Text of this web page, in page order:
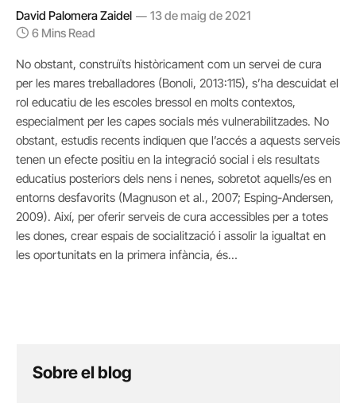
David Palomera Zaidel
13 de maig de 2021
6 Mins Read
No obstant, construïts històricament com un servei de cura
per les mares treballadores (Bonoli, 2013:115), s’ha descuidat el
rol educatiu de les escoles bressol en molts contextos,
especialment per les capes socials més vulnerabilitzades. No
obstant, estudis recents indiquen que l’accés a aquests serveis
tenen un efecte positiu en la integració social i els resultats
educatius posteriors dels nens i nenes, sobretot aquells/es en
entorns desfavorits (Magnuson et al., 2007; Esping-Andersen,
2009). Així, per oferir serveis de cura accessibles per a totes
les dones, crear espais de socialització i assolir la igualtat en
les oportunitats en la primera infància, és…
Sobre el blog